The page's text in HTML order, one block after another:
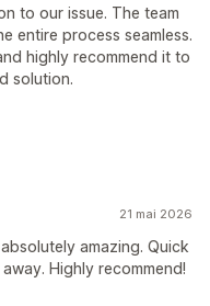
to our issue. The team
entire process seamless.
highly recommend it to
solution.
21 mai 2026
amazing. Quick
Highly recommend!